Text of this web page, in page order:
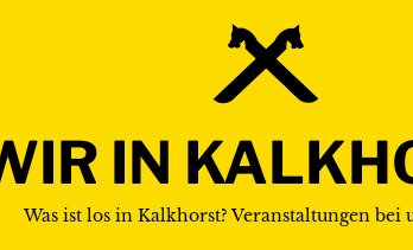
IN
Was ist los in Kalkhorst? Veranstaltungen bei